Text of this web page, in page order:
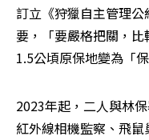
訂立《狩獵自主管理
要，「要嚴格把關，
1.5公頃原保地變為「
2023年起，二人與林
紅外線相機監察、飛